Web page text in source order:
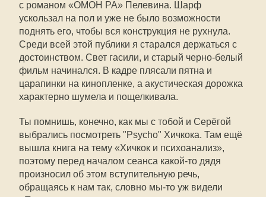
с романом «ОМОН РА» Пелевина. Шарф
ускользал на пол и уже не было возможности
поднять его, чтобы вся конструкция не рухнула.
Среди всей этой публики я старался держаться с
достоинством. Свет гасили, и старый черно-белый
фильм начинался. В кадре плясали пятна и
царапинки на кинопленке, а акустическая дорожка
характерно шумела и пощелкивала.
Ты помнишь, конечно, как мы с тобой и Серёгой
выбрались посмотреть "Psycho" Хичкока. Там ещё
вышла книга на тему «Хичкок и психоанализ»,
поэтому перед началом сеанса какой-то дядя
произносил об этом вступительную речь,
обращаясь к нам так, словно мы-то уж видели